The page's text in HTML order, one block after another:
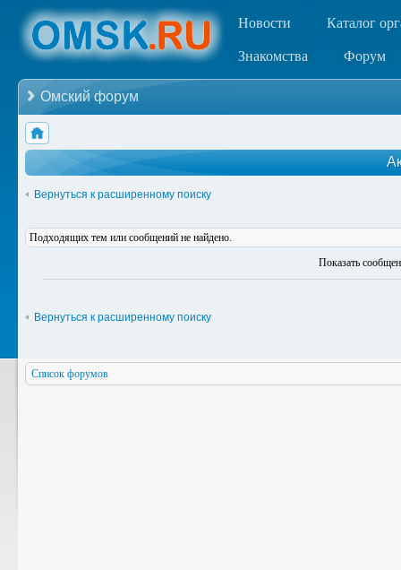
Новости Каталог
Знакомства Форум
Омский форум
Вернуться к расширенному поиску
Подходящих тем или сообщений не найдено.
Показать
Вернуться к расширенному поиску
Список форумов